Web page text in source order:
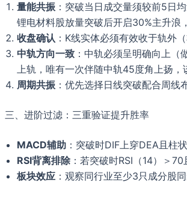
量能共振 ：突破当日成交量须较前5日
锂电材料股放量突破后开启30%主升浪
收盘确认 ：K线实体必须有效收于轨外
中轨方向一致 ：中轨必须呈明确向上
上轨，唯有一次伴随中轨45度角上扬，
周期共振 ：优先选择日线突破配合周
三、进阶过滤：三重验证提升胜率
MACD辅助 ：突破时DIF上穿DEA且柱
RSI背离排除：若突破时RSI（14）＞70
板块效应 ：观察同行业至少3只成分股